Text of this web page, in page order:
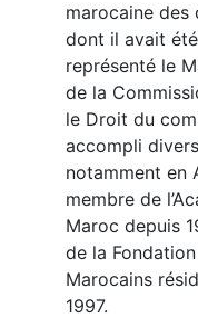
marocaine des
dont il avait
représenté le
de la
le Droit du
accompli
notamment en
membre de
Maroc depuis
de la
Marocains
1997.